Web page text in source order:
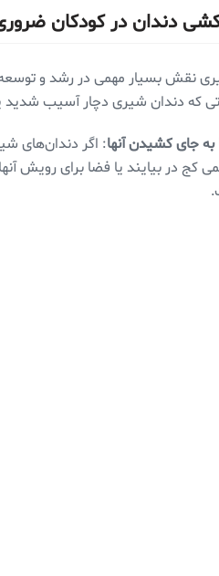
دندان در کودکان
نقش بسیار مهمی در رشد و توسعه
که دندان شیری دچار آسیب
جای کشیدن آنها: اگر دندان‌های
کج در بیایند یا فضا برای